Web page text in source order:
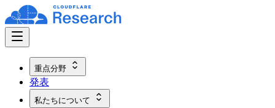
重点分野
発表
私たちについて